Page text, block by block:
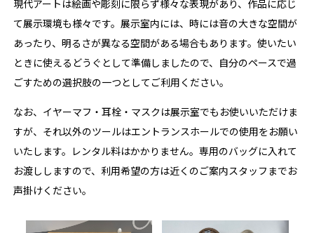
現代アートは絵画や彫刻に限らず様々な表現があり、作品に応じ
て展示環境も様々です。展示室内には、時には音の大きな空間が
あったり、明るさが異なる空間がある場合もあります。使いたい
ときに使えるどうぐとして準備しましたので、自分のペースで過
ごすための選択肢の一つとしてご利用ください。
なお、イヤーマフ・耳栓・マスクは展示室でもお使いいただけま
すが、それ以外のツールはエントランスホールでの使用をお願い
いたします。レンタル料はかかりません。専用のバッグに入れて
お渡ししますので、利用希望の方は近くのご案内スタッフまでお
声掛けください。